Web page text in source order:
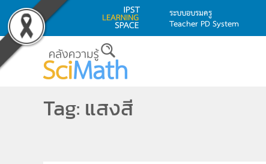
Skip to main content
ระบบอบรมครู
Teacher PD System
Tag: แสงสี